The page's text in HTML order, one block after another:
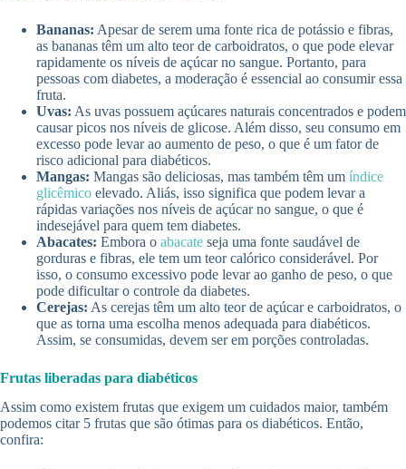
Bananas: Apesar de serem uma fonte rica de potássio e fibras,
as bananas têm um alto teor de carboidratos, o que pode elevar
rapidamente os níveis de açúcar no sangue. Portanto, para
pessoas com diabetes, a moderação é essencial ao consumir essa
fruta.
Uvas: As uvas possuem açúcares naturais concentrados e podem
causar picos nos níveis de glicose. Além disso, seu consumo em
excesso pode levar ao aumento de peso, o que é um fator de
risco adicional para diabéticos.
Mangas: Mangas são deliciosas, mas também têm um índice
glicêmico elevado. Aliás, isso significa que podem levar a
rápidas variações nos níveis de açúcar no sangue, o que é
indesejável para quem tem diabetes.
Abacates: Embora o abacate seja uma fonte saudável de
gorduras e fibras, ele tem um teor calórico considerável. Por
isso, o consumo excessivo pode levar ao ganho de peso, o que
pode dificultar o controle da diabetes.
Cerejas: As cerejas têm um alto teor de açúcar e carboidratos, o
que as torna uma escolha menos adequada para diabéticos.
Assim, se consumidas, devem ser em porções controladas.
Frutas liberadas para diabéticos
Assim como existem frutas que exigem um cuidados maior, também
podemos citar 5 frutas que são ótimas para os diabéticos. Então,
confira: